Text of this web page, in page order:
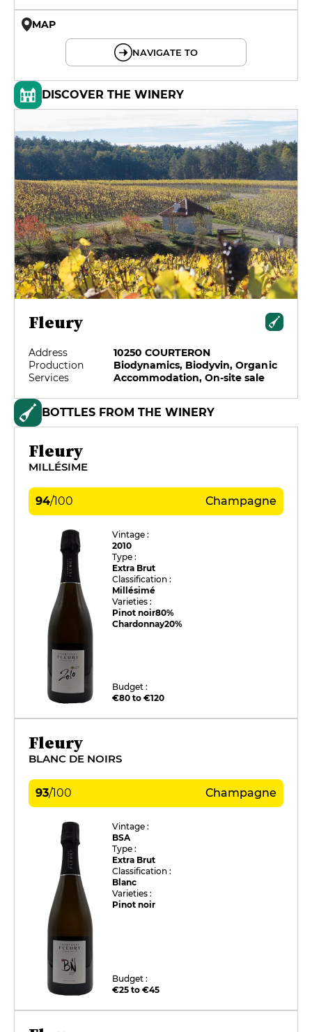
MAP
NAVIGATE TO
DISCOVER THE WINERY
Fleury
Address
10250 COURTERON
Production
Biodynamics, Biodyvin, Organic
Services
Accommodation, On-site sale
BOTTLES FROM THE WINERY
Fleury
MILLÉSIME
94/100 Champagne
Vintage :
2010
Type :
Extra Brut
Classification :
Millésimé
Varieties :
Pinot noir80%
Chardonnay20%
Budget :
€80 to €120
Fleury
BLANC DE NOIRS
93/100 Champagne
Vintage :
BSA
Type :
Extra Brut
Classification :
Blanc
Varieties :
Pinot noir
Budget :
€25 to €45